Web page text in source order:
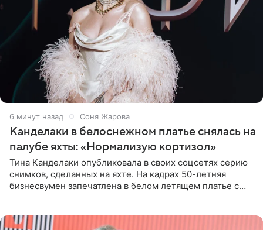
6 минут назад Соня Жарова
Канделаки в белоснежном платье снялась на
палубе яхты: «Нормализую кортизол»
Тина Канделаки опубликовала в своих соцсетях серию
снимков, сделанных на яхте. На кадрах 50-летняя
бизнесвумен запечатлена в белом летящем платье с